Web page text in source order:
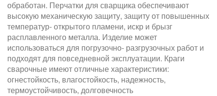
обработан. Перчатки для сварщика обеспечивают
высокую механическую защиту, защиту от повышенных
температур- открытого пламени, искр и брызг
расплавленного металла. Изделие может
использоваться для погрузочно- разгрузочных работ и
подходят для повседневной эксплуатации. Краги
сварочные имеют отличные характеристики:
огнестойкость, влагостойкость, надежность,
термоустойчивость, долговечность